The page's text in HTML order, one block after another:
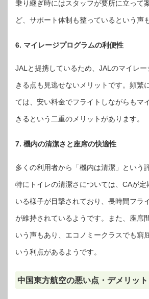
乗り継ぎ時にはスタッフが要所に立って
ど、サポート体制も整っているという声
6. マイレージプログラムの利便性
JALと提携しているため、JALのマイレ
きる点も見逃せないメリットです。頻繁
ては、安い料金でフライトしながらもマ
きるという二重のメリットがあります。
7. 機内の清潔さと座席の快適性
多くの利用者から「機内は清潔」という
特にトイレの清潔さについては、CAが定
いる様子が目撃されており、長時間フラ
が維持されているようです。また、座席
いう声もあり、エコノミークラスでも窮
いう利点があるようです。
中国東方航空の悪い点・デメリット